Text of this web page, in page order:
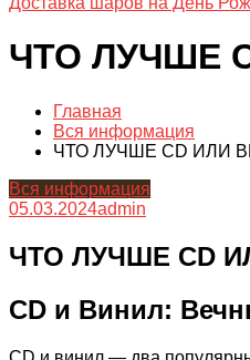
ЧТО ЛУЧШЕ
Главная
Вся информация
ЧТО ЛУЧШЕ CD ИЛИ
Вся информация
05.03.2024admin
ЧТО ЛУЧШЕ CD
CD и Винил: